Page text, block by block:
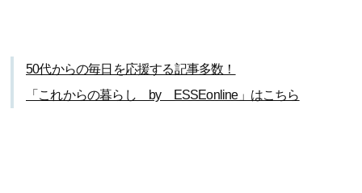
50代からの毎日を応援する記事多数！
「これからの暮らし by ESSEonline」はこちら